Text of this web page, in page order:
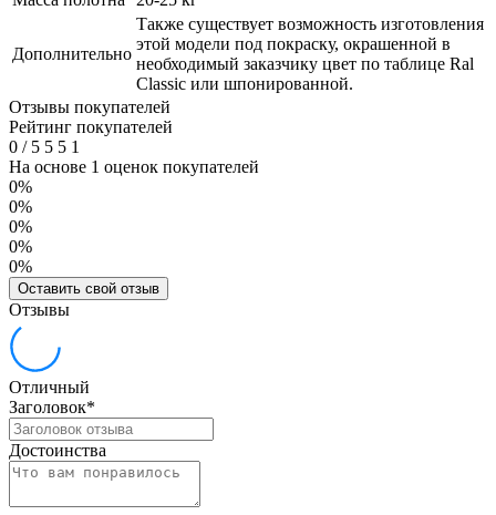
Дополнительно
Также существует возможность изготовления
этой модели под покраску, окрашенной в
необходимый заказчику цвет по таблице Ral
Classic или шпонированной.
Отзывы покупателей
Рейтинг покупателей
0 /5 5 5 1
На основе 1 оценок покупателей
0%
0%
0%
0%
0%
Оставить свой отзыв
Отзывы
Отличный
Заголовок*
Достоинства